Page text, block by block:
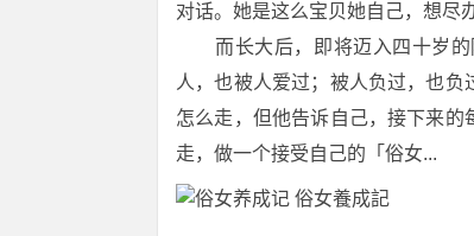
对话。她是这么宝贝她自己，想尽
而长大后，即将迈入四十岁的
人，也被人爱过；被人负过，也
怎么走，但他告诉自己，接下来
走，做一个接受自己的「俗女...